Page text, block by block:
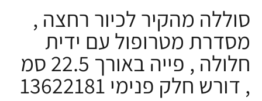
סוללה מהקיר לכיור רחצה ,
מסדרת מטרופול עם ידית
חלולה , פייה באורך 22.5 סמ
, דורש חלק פנימי 13622181